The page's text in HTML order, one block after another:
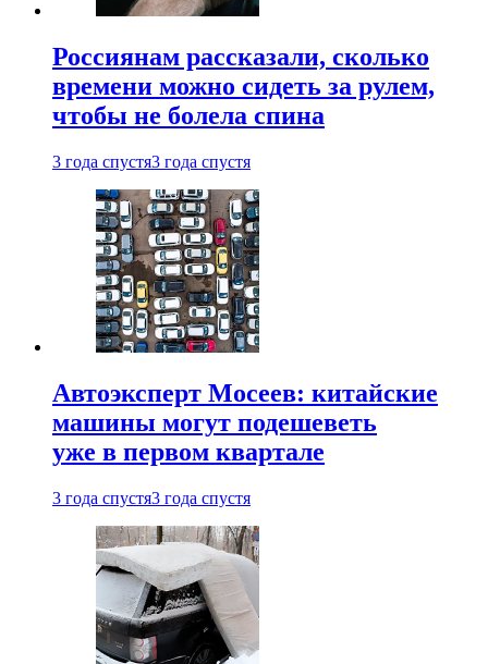
Россиянам рассказали, сколько
времени можно сидеть за рулем,
чтобы не болела спина
3 года спустя3 года спустя
Автоэксперт Мосеев: китайские
машины могут подешеветь
уже в первом квартале
3 года спустя3 года спустя